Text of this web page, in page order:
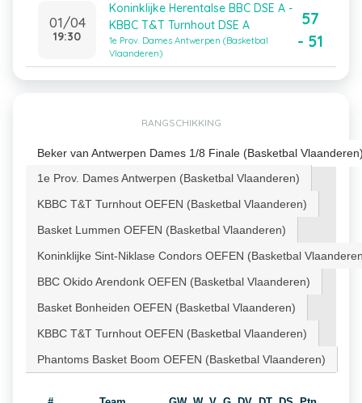
01/04
19:30
Koninklijke Herentalse BBC DSE A -
KBBC T&T Turnhout DSE A
1e Prov. Dames Antwerpen (Basketbal
Vlaanderen)
57
- 51
RANGSCHIKKING
Beker van Antwerpen Dames 1/8 Finale (Basketbal
1e Prov. Dames Antwerpen (Basketbal Vlaanderen)
KBBC T&T Turnhout OEFEN (Basketbal Vlaanderen)
Basket Lummen OEFEN (Basketbal Vlaanderen)
Koninklijke Sint-Niklase Condors OEFEN (Basketbal
BBC Okido Arendonk OEFEN (Basketbal Vlaanderen)
Basket Bonheiden OEFEN (Basketbal Vlaanderen)
KBBC T&T Turnhout OEFEN (Basketbal Vlaanderen)
Phantoms Basket Boom OEFEN (Basketbal Vlaanderen)